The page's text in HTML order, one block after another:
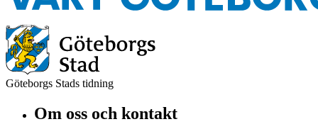
Göteborgs Stads tidning
Om oss och kontakt